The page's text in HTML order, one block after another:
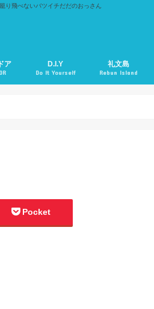
り飛べないバツイチだだのおっさん
ア D.I.Y
Do It Yourself
礼文島
Rebun Island
Pocket